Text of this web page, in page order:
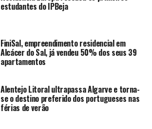
estudantes do IPBeja
FiniSal, empreendimento residencial em
Alcácer do Sal, já vendeu 50% dos seus 39
apartamentos
Alentejo Litoral ultrapassa Algarve e torna-
se o destino preferido dos portugueses nas
férias de verão